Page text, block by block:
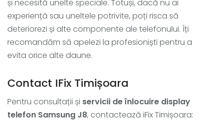
și necesită unelte speciale. Totuși, dacă nu ai
experiență sau uneltele potrivite, poți risca să
deteriorezi și alte componente ale telefonului. Îți
recomandăm să apelezi la profesioniști pentru a
evita orice alte daune.
Contact IFix Timișoara
Pentru consultații și servicii de înlocuire display
telefon Samsung J8, contactează iFix Timișoara: